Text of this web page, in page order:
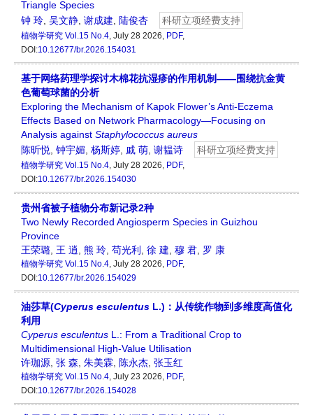
Triangle Species
钟 玲 吴文静 谢成建 陆俊杏 科研立项经费支持
植物学研究 Vol.15 No.4, July 28 2026, PDF,
DOI:10.12677/br.2026.154031
基于网络药理学探讨木棉花抗湿疹的作用机制——围绕抗金黄
色葡萄球菌的分析
Exploring the Mechanism of Kapok Flower’s Anti-Eczema
Effects Based on Network Pharmacology—Focusing on
Analysis against Staphylococcus aureus
陈昕悦 钟宇媚 杨斯婷 戚 萌 谢韫诗 科研立项经费支持
植物学研究 Vol.15 No.4, July 28 2026, PDF,
DOI:10.12677/br.2026.154030
贵州省被子植物分布新记录2种
Two Newly Recorded Angiosperm Species in Guizhou
Province
王荣璐 王 逍 熊 玲 苟光利 徐 建 穆 君 罗 康
植物学研究 Vol.15 No.4, July 28 2026, PDF,
DOI:10.12677/br.2026.154029
油莎草(Cyperus esculentus L.)：从传统作物到多维度高值化
利用
Cyperus esculentus L.: From a Traditional Crop to
Multidimensional High-Value Utilisation
许珈源 张 森 朱美霖 陈永杰 张玉红
植物学研究 Vol.15 No.4, July 23 2026, PDF,
DOI:10.12677/br.2026.154028